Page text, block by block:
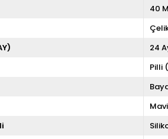
40
24
Pilli
Mavi